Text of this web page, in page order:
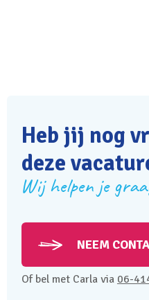
Heb jij nog
deze
Wij helpen je
NEEM
Of bel met Carla via 06-